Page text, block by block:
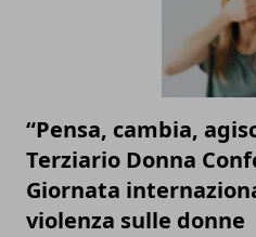
“Pensa, cambia,
Terziario Donna
Giornata
violenza sulle donne